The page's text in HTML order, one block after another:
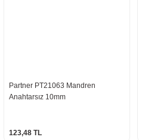
Partner PT21063 Mandren
Anahtarsız 10mm
123,48 TL